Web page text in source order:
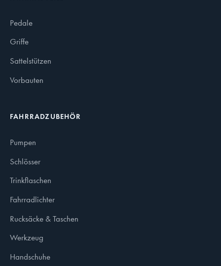
Pedale
Griffe
Sattelstützen
Vorbauten
FAHRRADZUBEHÖR
Pumpen
Schlösser
Trinkflaschen
Fahrradlichter
Rucksäcke & Taschen
Werkzeug
Handschuhe